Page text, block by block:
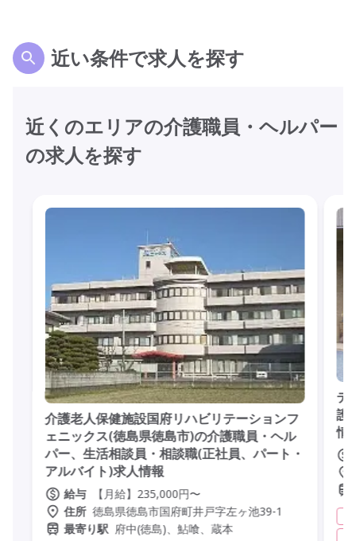
近い条件で求人を探す
近くのエリアの介護職員・ヘルパー
の求人を探す
介護老人保健施設国府リハビリテーションフ
ェニックス(徳島県徳島市)の介護職員・ヘル
パー、生活相談員・相談職(正社員、パート・
アルバイト)求人情報
給与
【月給】235,000円〜
住所 徳島県徳島市国府町井戸字左ヶ池39-1
最寄り駅 府中(徳島)、鮎喰、蔵本
デ
護
情